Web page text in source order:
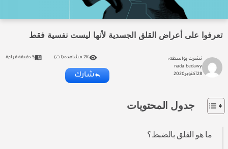
تعرفوا على أعراض القلق الجسدية لأنها ليست نفسية فقط
نشرت بواسطه :
nada.bedawy
28أكتوبر2020
2K مشاهده(ات) 5 دقيقة قراءة
شارك
جدول المحتويات
ما هو القلق بالضبط؟